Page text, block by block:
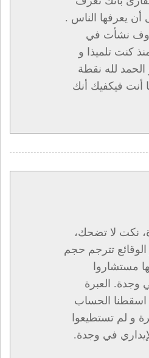
أن يعرفها الناس .
نشأت في
كنت تلميذا و
لله نقطة
أنت فيكفيك أنك
نكت لا تضحك،
تترجم حجم
مستشاروا
وجدة. العبرة
اسقطنا الحساب
و لم تستطيعوا
في وجدة.